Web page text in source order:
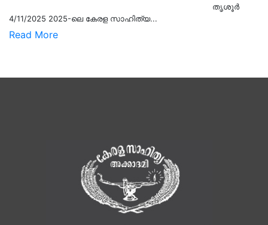
തൃശൂര്‍
4/11/2025 2025-ലെ കേരള സാഹിത്യ...
Read More